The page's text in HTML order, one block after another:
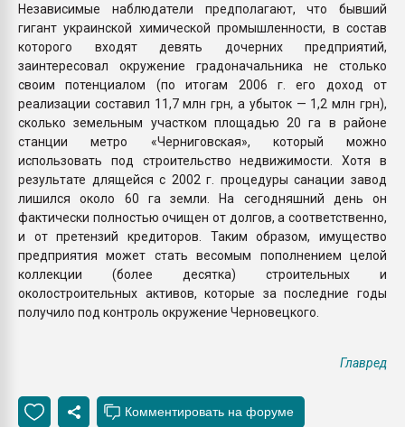
Независимые наблюдатели предполагают, что бывший
гигант украинской химической промышленности, в состав
которого входят девять дочерних предприятий,
заинтересовал окружение градоначальника не столько
своим потенциалом (по итогам 2006 г. его доход от
реализации составил 11,7 млн грн, а убыток — 1,2 млн грн),
сколько земельным участком площадью 20 га в районе
станции метро «Черниговская», который можно
использовать под строительство недвижимости. Хотя в
результате длящейся с 2002 г. процедуры санации завод
лишился около 60 га земли. На сегодняшний день он
фактически полностью очищен от долгов, а соответственно,
и от претензий кредиторов. Таким образом, имущество
предприятия может стать весомым пополнением целой
коллекции (более десятка) строительных и
околостроительных активов, которые за последние годы
получило под контроль окружение Черновецкого.
Главред